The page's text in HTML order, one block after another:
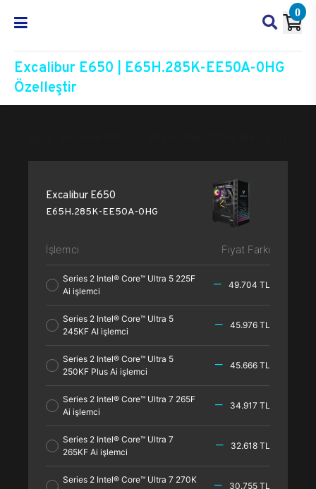
0
Excalibur E650 | E65H.285K-EE50A-0HG
Özelleştir
Excalibur E650
E65H.285K-EE50A-0HG
İşlemci Fiyat Farkı
Series 2 Intel® Core™ Ultra 5 225F
Ai işlemci
49.704 TL
Series 2 Intel® Core™ Ultra 5
245KF AI işlemci
45.976 TL
Series 2 Intel® Core™ Ultra 5
250KF Plus Ai işlemci
45.666 TL
Series 2 Intel® Core™ Ultra 7 265F
Ai işlemci
34.917 TL
Series 2 Intel® Core™ Ultra 7
265KF Ai işlemci
32.618 TL
Series 2 Intel® Core™ Ultra 7 270K
30.755 TL